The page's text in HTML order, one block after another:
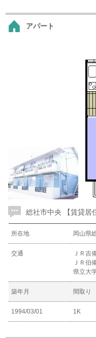
アパート
総社市中央 【賃貸居
所在地 岡山県
交通
ＪＲ吉
ＪＲ伯
県立大
築年月 間取り
1994/03/01 1K